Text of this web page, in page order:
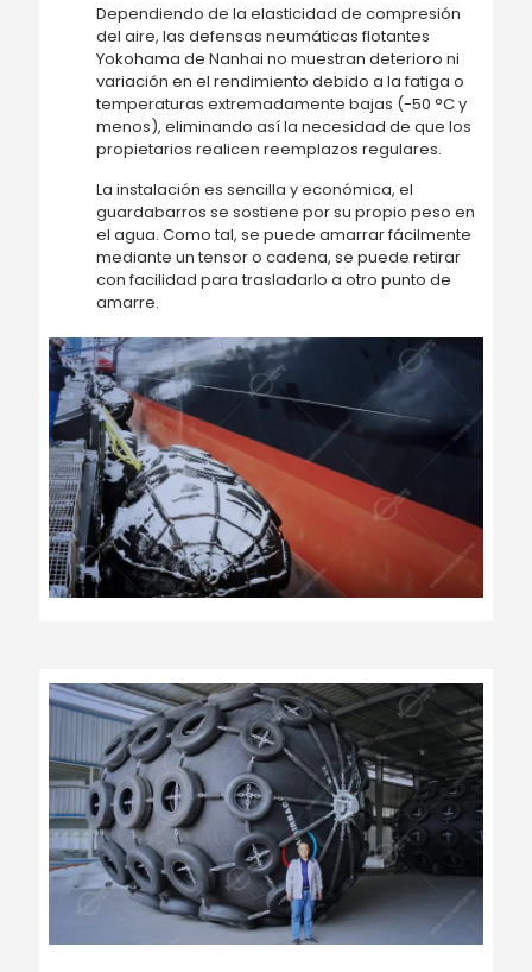
Dependiendo de la elasticidad de compresión
del aire, las defensas neumáticas flotantes
Yokohama de Nanhai no muestran deterioro ni
variación en el rendimiento debido a la fatiga o
temperaturas extremadamente bajas (-50 °C y
menos), eliminando así la necesidad de que los
propietarios realicen reemplazos regulares.
La instalación es sencilla y económica, el
guardabarros se sostiene por su propio peso en
el agua. Como tal, se puede amarrar fácilmente
mediante un tensor o cadena, se puede retirar
con facilidad para trasladarlo a otro punto de
amarre.